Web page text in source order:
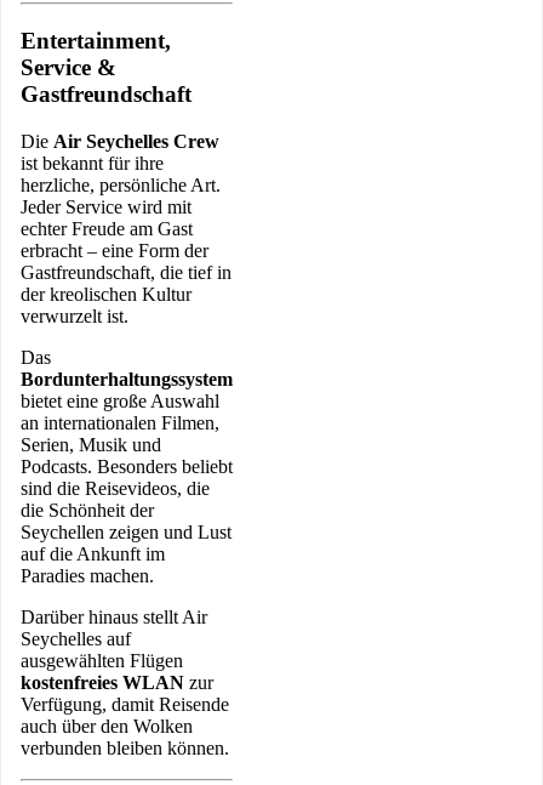
Entertainment,
Service &
Gastfreundschaft
Die Air Seychelles Crew
ist bekannt für ihre
herzliche, persönliche Art.
Jeder Service wird mit
echter Freude am Gast
erbracht – eine Form der
Gastfreundschaft, die tief in
der kreolischen Kultur
verwurzelt ist.
Das
Bordunterhaltungssystem
bietet eine große Auswahl
an internationalen Filmen,
Serien, Musik und
Podcasts. Besonders beliebt
sind die Reisevideos, die
die Schönheit der
Seychellen zeigen und Lust
auf die Ankunft im
Paradies machen.
Darüber hinaus stellt Air
Seychelles auf
ausgewählten Flügen
kostenfreies WLAN zur
Verfügung, damit Reisende
auch über den Wolken
verbunden bleiben können.